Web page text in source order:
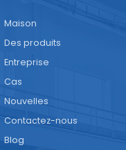
Maison
Des produits
Entreprise
Cas
Nouvelles
Contactez-nous
Blog